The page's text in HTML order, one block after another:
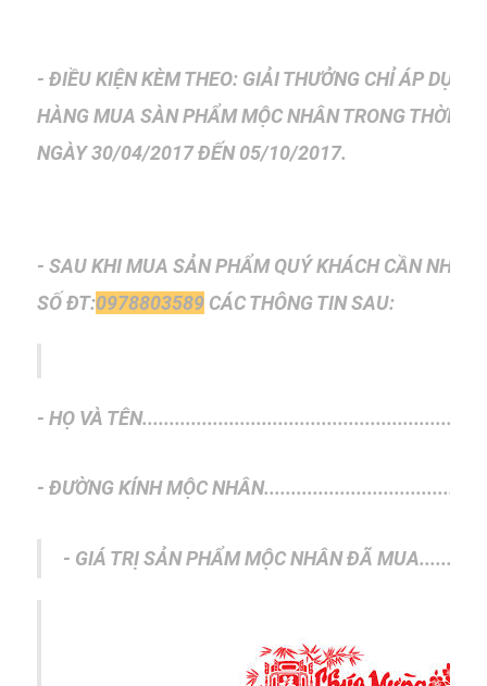
- ĐIỀU KIỆN KÈM THEO: GIẢI THƯỞNG CHỈ ÁP DỤNG
HÀNGMUA SÀN PHẨM MỘC NHÂN TRONG THỜI
NGÀY30/04/2017 ĐẾN 05/10/2017.
- SAU KHI MUA SẢN PHẨM QUÝ KHÁCH CẦN NHẮN
SỐĐT:0978803589 CÁC THÔNG TIN SAU:
- HỌ VÀ
- ĐƯỜNG KÍNH MỘC NHÂN........................................
- GIÁ TRỊ SẢN PHẨM MỘC NHÂN ĐÃ